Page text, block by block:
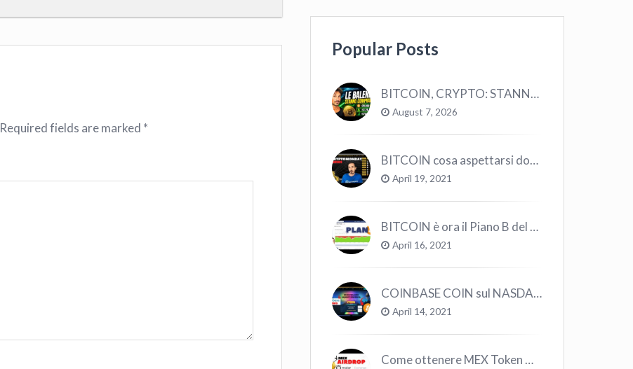
Required fields are marked *
Popular Posts
BITCOIN, CRYPTO: STANNO COMPRANDO TUTTI (GUARDA QUESTI DATI), EPPURE…
August 7, 2026
BITCOIN cosa aspettarsi dopo il “Crollo”? – CryptoMonday NEWS w16/’21
April 19, 2021
BITCOIN è ora il Piano B del Mondo
April 16, 2021
COINBASE COIN sul NASDAQ e le CRYPTO volano!
April 14, 2021
Come ottenere MEX Token GRATIS su Elrond ?